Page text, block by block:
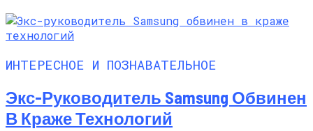
ИНТЕРЕСНОЕ И ПОЗНАВАТЕЛЬНОЕ
Экс-Руководитель Samsung Обвинен
В Краже Технологий